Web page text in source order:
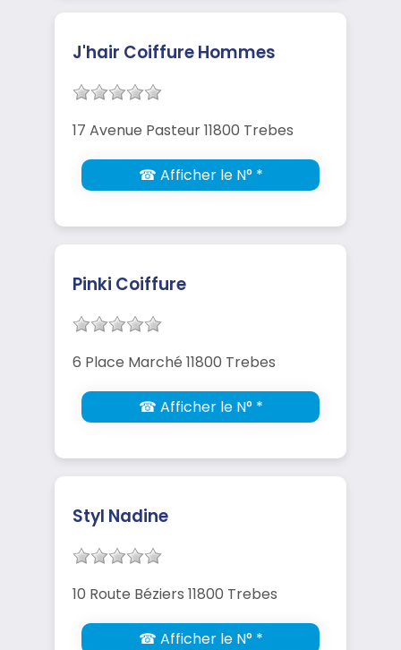
J'hair Coiffure Hommes
17 Avenue Pasteur 11800 Trebes
☎ Afficher le N° *
Pinki Coiffure
6 Place Marché 11800 Trebes
☎ Afficher le N° *
Styl Nadine
10 Route Béziers 11800 Trebes
☎ Afficher le N° *